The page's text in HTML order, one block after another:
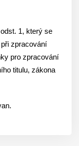
1, který se
zpracování
pro zpracování
titulu, zákona